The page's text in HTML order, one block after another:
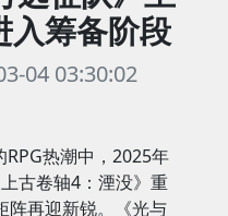
入筹备阶段
04 03:30:02
热潮中，2025年
古卷轴4：湮没》重
阵再迎新锐。《光与